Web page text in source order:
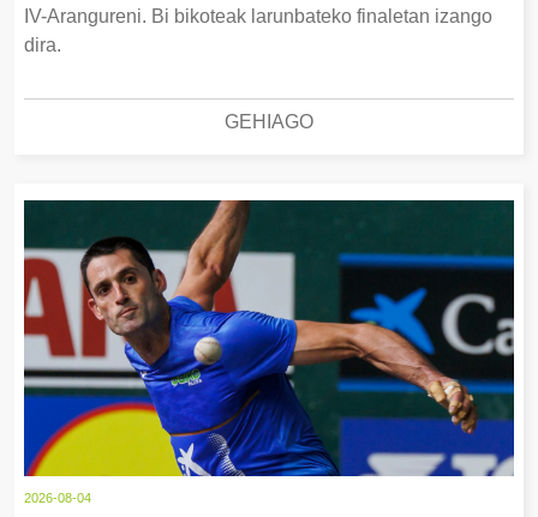
IV-Arangureni. Bi bikoteak larunbateko finaletan izango
dira.
GEHIAGO
2026-08-04